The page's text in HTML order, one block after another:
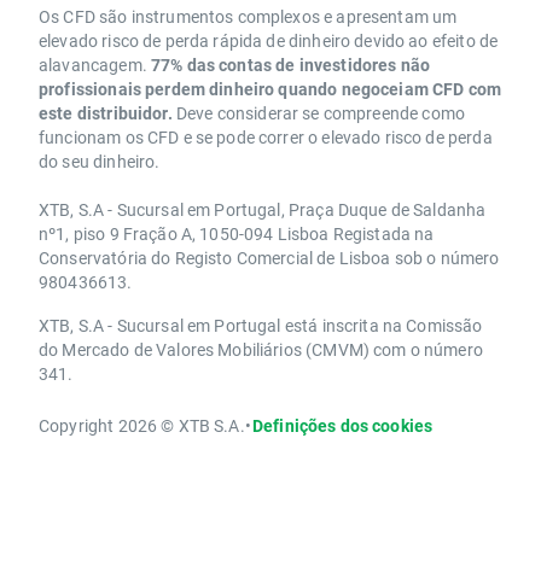
Os CFD são instrumentos complexos e apresentam um
elevado risco de perda rápida de dinheiro devido ao efeito de
alavancagem. 77% das contas de investidores não
profissionais perdem dinheiro quando negoceiam CFD com
este distribuidor. Deve considerar se compreende como
funcionam os CFD e se pode correr o elevado risco de perda
do seu dinheiro.
XTB, S.A - Sucursal em Portugal, Praça Duque de Saldanha
nº1, piso 9 Fração A, 1050-094 Lisboa Registada na
Conservatória do Registo Comercial de Lisboa sob o número
980436613.
XTB, S.A - Sucursal em Portugal está inscrita na Comissão
do Mercado de Valores Mobiliários (CMVM) com o número
341.
Copyright 2026 © XTB S.A.•Definições dos cookies